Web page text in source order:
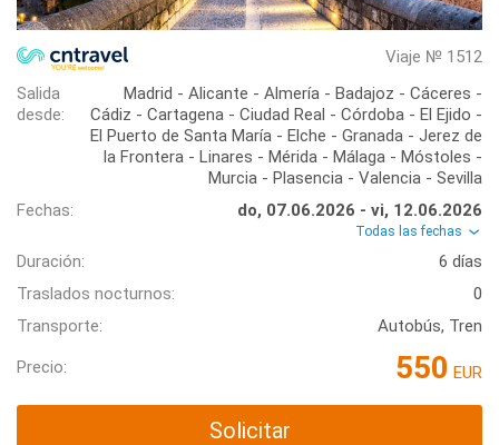
Viaje № 1512
Salida
desde:
Madrid - Alicante - Almería - Badajoz - Cáceres -
Cádiz - Cartagena - Ciudad Real - Córdoba - El Ejido -
El Puerto de Santa María - Elche - Granada - Jerez de
la Frontera - Linares - Mérida - Málaga - Móstoles -
Murcia - Plasencia - Valencia - Sevilla
Fechas:
do, 07.06.2026 - vi, 12.06.2026
Todas las fechas
Duración:
6 días
Traslados nocturnos:
0
Transporte:
Autobús, Tren
Precio: 550 EUR
Solicitar